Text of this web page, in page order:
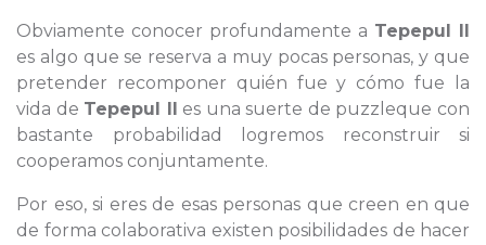
Obviamente conocer profundamente a Tepepul II
es algo que se reserva a muy pocas personas, y que
pretender recomponer quién fue y cómo fue la
vida de Tepepul II es una suerte de puzzleque con
bastante probabilidad logremos reconstruir si
cooperamos conjuntamente.
Por eso, si eres de esas personas que creen en que
de forma colaborativa existen posibilidades de hacer